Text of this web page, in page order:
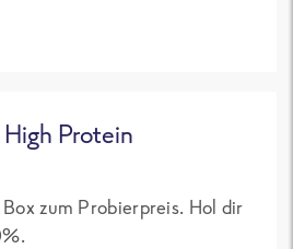
Protein
zum Probierpreis. Hol dir